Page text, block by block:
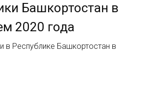
Башкортостан в
2020 года
в Республике Башкортостан в